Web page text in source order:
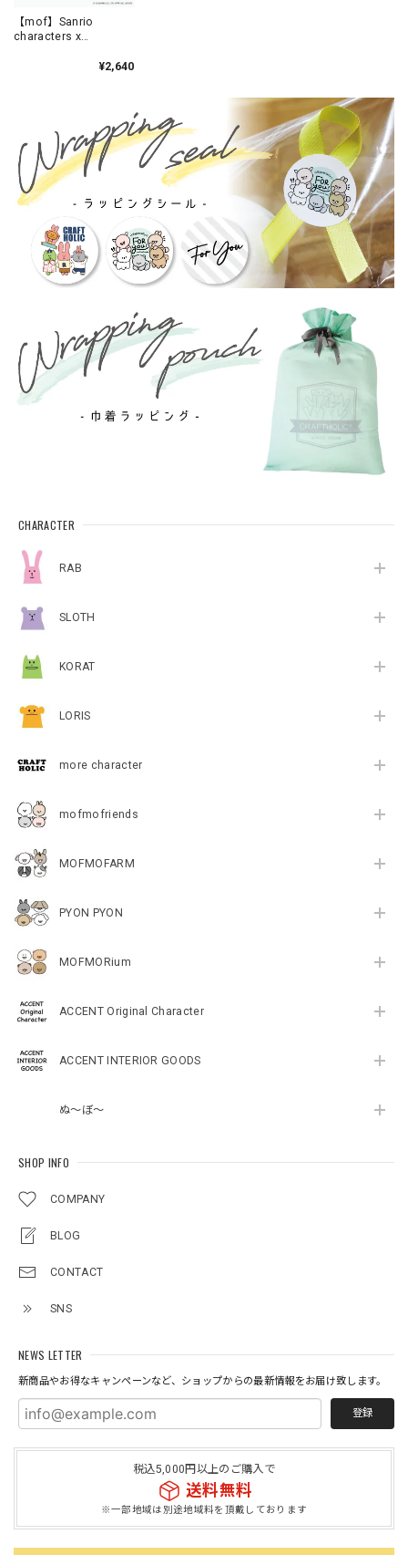
CHARACTER
RAB
SLOTH
KORAT
LORIS
more character
mofmofriends
MOFMOFARM
PYON PYON
MOFMORium
ACCENT Original Character
ACCENT INTERIOR GOODS
ぬ～ぼ～
SHOP INFO
COMPANY
BLOG
CONTACT
SNS
NEWS LETTER
新商品やお得なキャンペーンなど、ショップからの最新情報をお届け致します。
登録
税込5,000円以上のご購入で
送料無料
※一部地域は別途地域料を頂戴しております
【mof】Sanrio
characters x
しマスコットチャーム
¥2,640